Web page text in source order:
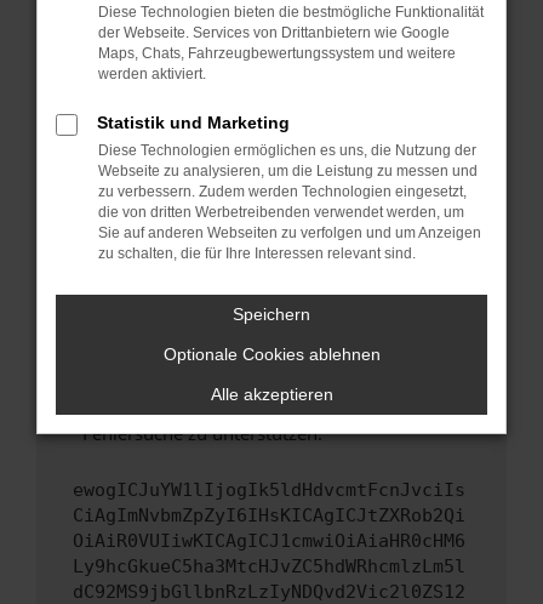
Starte dein Gerät neu.
Das kann manchmal helfen, vorübergehende
Probleme zu beheben.
Betriebssystem auf dem neuesten Stand
sind.
Veraltete Software birgt nicht nur ein
Sicherheitsrisiko, sondern kann auch dazu
führen, dass bestimmte Funktionen nicht mehr
unterstützt werden.
Wende dich an den Webseitenbetreiber.
Wenn du alle oben genannten Schritte versucht
hast, kontaktiere uns bitte. Wir werden
uns diesen Text schicken, um uns bei der
Fehlersuche zu unterstützen:
ewogICJuYW1lIjogIk5ldHdvcmtFcnJvciIs
CiAgImNvbmZpZyI6IHsKICAgICJtZXRob2Qi
OiAiR0VUIiwKICAgICJ1cmwiOiAiaHR0cHM6
Ly9hcGkueC5ha3MtcHJvZC5hdWRhcmlzLm5l
dC92MS9jbGllbnRzLzIyNDQvd2Vic2l0ZS12
Diese Technologien bieten die bestmögliche Funktionalität
der Webseite. Services von Drittanbietern wie Google
Maps, Chats, Fahrzeugbewertungssystem und weitere
werden aktiviert.
Statistik und Marketing
Diese Technologien ermöglichen es uns, die Nutzung der
Webseite zu analysieren, um die Leistung zu messen und
zu verbessern. Zudem werden Technologien eingesetzt,
die von dritten Werbetreibenden verwendet werden, um
Sie auf anderen Webseiten zu verfolgen und um Anzeigen
zu schalten, die für Ihre Interessen relevant sind.
Speichern
Optionale Cookies ablehnen
Alle akzeptieren